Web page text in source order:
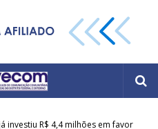
investiu R$ 4,4 milhões em favor